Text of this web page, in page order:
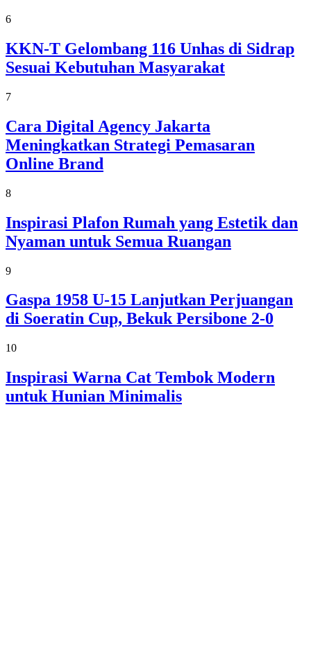
6
KKN-T Gelombang 116 Unhas di Sidrap
Sesuai Kebutuhan Masyarakat
7
Cara Digital Agency Jakarta
Meningkatkan Strategi Pemasaran
Online Brand
8
Inspirasi Plafon Rumah yang Estetik dan
Nyaman untuk Semua Ruangan
9
Gaspa 1958 U-15 Lanjutkan Perjuangan
di Soeratin Cup, Bekuk Persibone 2-0
10
Inspirasi Warna Cat Tembok Modern
untuk Hunian Minimalis